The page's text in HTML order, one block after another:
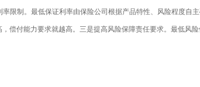
限制。最低保证利率由保险公司根据产品特性、风险程度自
偿付能力要求就越高。三是提高风险保障责任要求。最低风